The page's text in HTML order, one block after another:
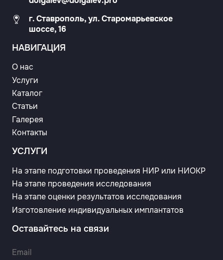
г. Ставрополь, ул. Старомарьевское
шоссе, 16
НАВИГАЦИЯ
О нас
Услуги
Каталог
Статьи
Галерея
Контакты
УСЛУГИ
На этапе подготовки проведения НИР или НИОКР
На этапе проведения исследования
На этапе оценки результатов исследования
Изготовление индивидуальных имплантатов
Оставайтесь на связи